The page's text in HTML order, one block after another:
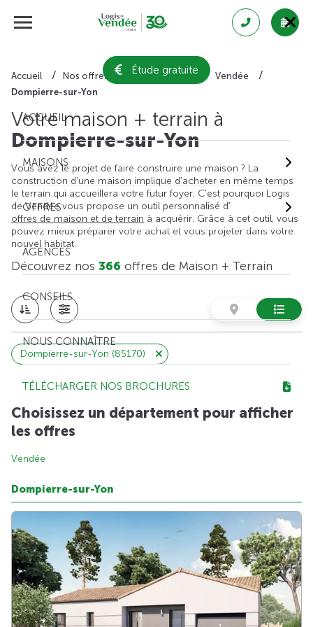
Étude gratuite
ACCUEIL
MAISONS
OFFRES
AGENCES
CONSEILS
NOUS CONNAÎTRE
TÉLÉCHARGER NOS BROCHURES
Accueil Nos offres de maison + terrain
Vendée
Dompierre-sur-Yon
Votre maison + terrain à
Dompierre-sur-Yon
Vous avez le projet de faire construire une maison ? La
construction d'une maison implique d'acheter en même temps
le terrain qui accueillera votre futur foyer. C'est pourquoi Logis
de Vendée vous propose un outil personnalisé d'
offres de maison et de terrain à acquérir. Grâce à cet outil, vous
pouvez mieux préparer votre achat et vous projeter dans votre
nouvel habitat.
Découvrez nos 366 offres de Maison + Terrain
Dompierre-sur-Yon (85170)
Choisissez un département pour afficher
les offres
Vendée
Dompierre-sur-Yon